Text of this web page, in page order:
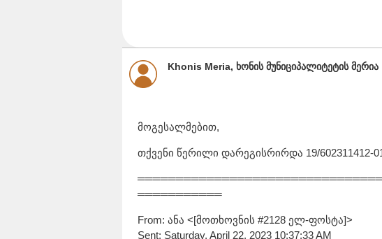
Khonis Meria, ხონის მუნიციპალიტეტის მერია
მოგესალმებით,
თქვენი წერილი დარეგისრირდა 19/602311412-
═══════════
From: ანა <[მოთხოვნის #2128 ელ-ფოსტა]>
Sent: Saturday, April 22, 2023 10:37:33 AM